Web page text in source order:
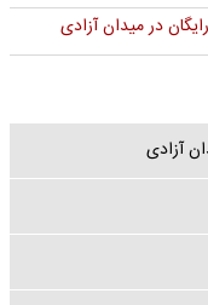
در میدان آزادی
آزادی